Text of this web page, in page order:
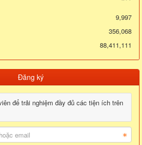
9,997
356,068
88,411,111
Đăng ký
để trải nghiệm đầy đủ các tiện ích trên